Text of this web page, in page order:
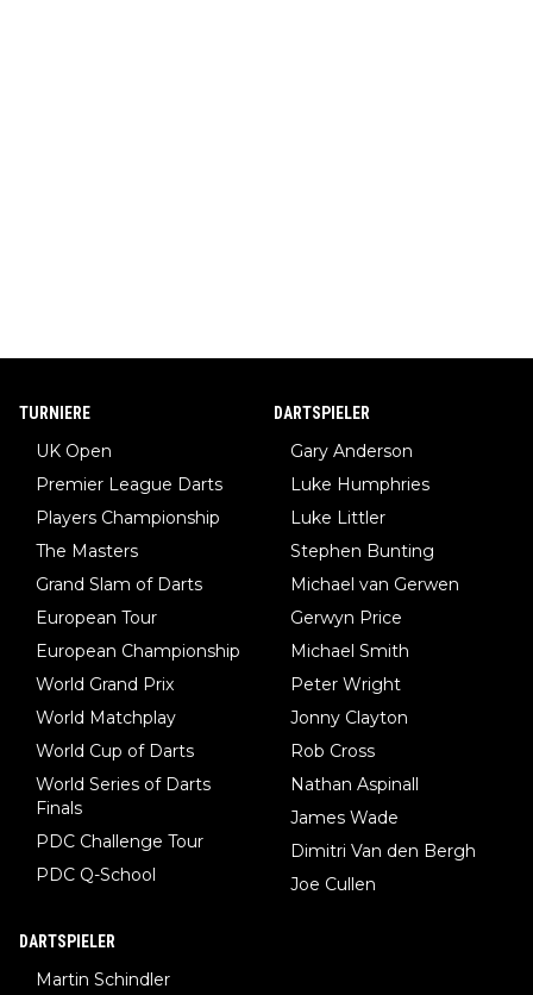
TURNIERE
UK Open
Premier League Darts
Players Championship
The Masters
Grand Slam of Darts
European Tour
European Championship
World Grand Prix
World Matchplay
World Cup of Darts
World Series of Darts
Finals
PDC Challenge Tour
PDC Q-School
DARTSPIELER
Gary Anderson
Luke Humphries
Luke Littler
Stephen Bunting
Michael van Gerwen
Gerwyn Price
Michael Smith
Peter Wright
Jonny Clayton
Rob Cross
Nathan Aspinall
James Wade
Dimitri Van den Bergh
Joe Cullen
DARTSPIELER
Martin Schindler